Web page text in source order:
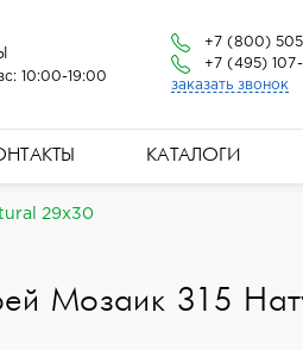
10:00-19:00
+7 (800)
+7 (495)
заказать звонок
КАТАЛОГИ
29x30
Мозаик 315